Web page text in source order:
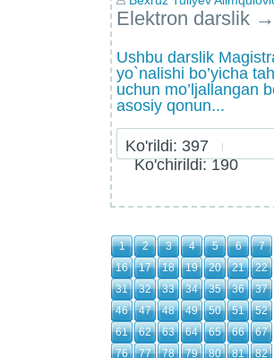
Elektron darslik →
Ushbu darslik
yo`nalishi bo’yicha
uchun mo’ljallangan
asosiy qonun...
Ko'rildi: 397
Ko'chirildi: 190
1 2 3 4 5 6
7
16
17 18 19 20 21
22
31
32 33 34 35 36
37
46
47 48 49 50 51
52
61
62 63 64 65 66
67
76
77 78 79 80 81
82